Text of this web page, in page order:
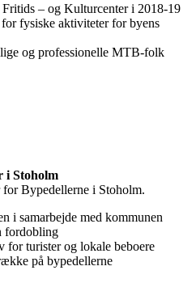
– og Kulturcenter i 2018-19
fysiske aktiviteter for byens
og professionelle MTB-folk
i Stoholm
Bypedellerne i Stoholm.
i samarbejde med kommunen
fordobling
for turister og lokale beboere
på bypedellerne